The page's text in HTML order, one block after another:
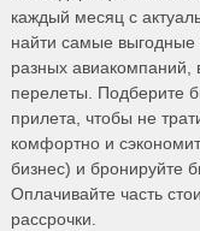
каждый месяц с
найти самые
разных авиакомпаний,
перелеты. Подберите
прилета, чтобы не
комфортно и
бизнес) и бронируйте
Оплачивайте часть
рассрочки.